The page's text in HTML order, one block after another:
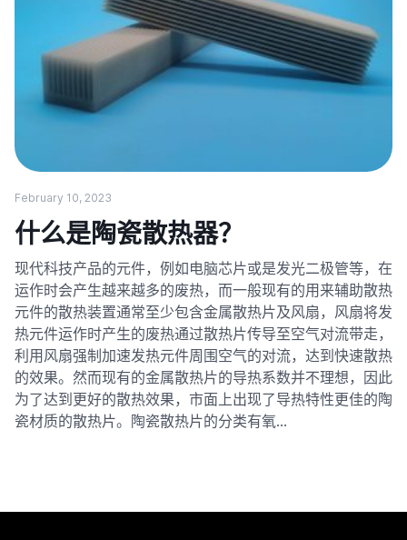
February 10, 2023
什么是陶瓷散热器？
现代科技产品的元件，例如电脑芯片或是发光二极管等，在
运作时会产生越来越多的废热，而一般现有的用来辅助散热
元件的散热装置通常至少包含金属散热片及风扇，风扇将发
热元件运作时产生的废热通过散热片传导至空气对流带走，
利用风扇强制加速发热元件周围空气的对流，达到快速散热
的效果。然而现有的金属散热片的导热系数并不理想，因此
为了达到更好的散热效果，市面上出现了导热特性更佳的陶
瓷材质的散热片。陶瓷散热片的分类有氧…